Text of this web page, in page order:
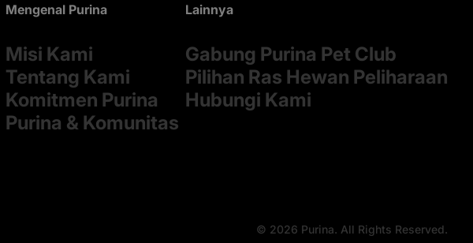
Mengenal Purina
Misi Kami
Tentang Kami
Komitmen Purina
Purina & Komunitas
Lainnya
Gabung Purina Pet Club
Pilihan Ras Hewan Peliharaan
Hubungi Kami
© 2026 Purina. All Rights Reserved.